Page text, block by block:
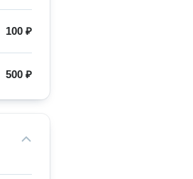
100 ₽
500 ₽